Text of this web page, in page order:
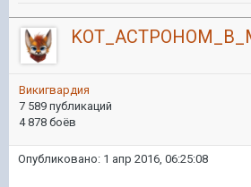
Викигвардия
7 589 публикаций
4 878 боёв
Опубликовано: 1 апр 2016, 06:25:08